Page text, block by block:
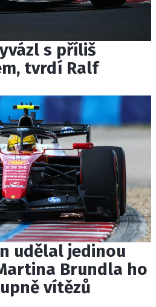
s příliš
tvrdí Ralf
udělal jedinou
Brundla ho
vítězů